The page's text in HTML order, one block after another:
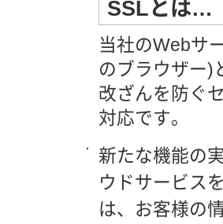
SSLとは…
当社のWebサ
のブラウザー)
改ざんを防ぐ
対応です。
新たな機能の
ウドサービス
は、お客様の